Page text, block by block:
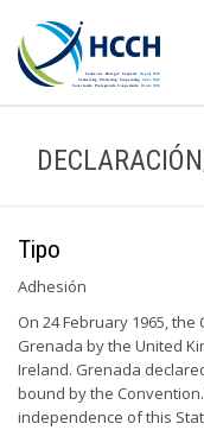
Tipo
Adhesión
On 24 February 1965,
Grenada by the United
Ireland. Grenada
bound by the
independence of this